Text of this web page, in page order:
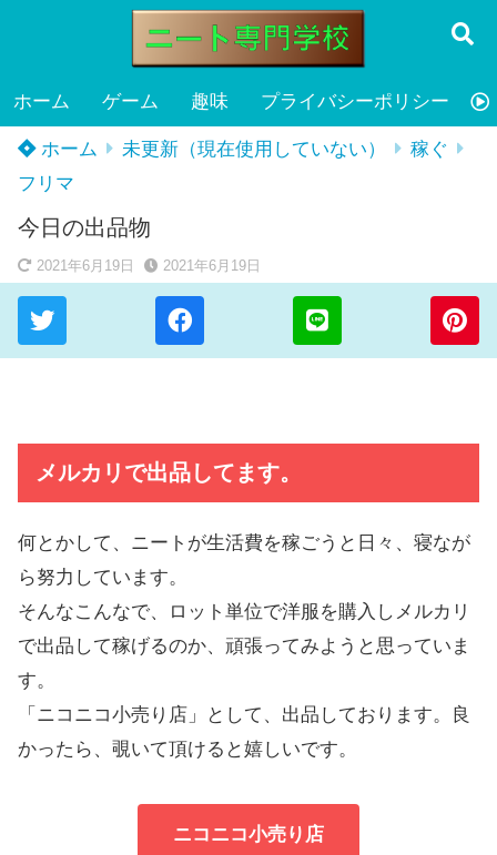
ホーム ゲーム 趣味 プライバシーポリシー
ホーム 未更新（現在使用していない）
稼ぐ
フリマ
今日の出品物
2021年6月19日 2021年6月19日
メルカリで出品してます。
何とかして、ニートが生活費を稼ごうと日々、寝なが
ら努力しています。
そんなこんなで、ロット単位で洋服を購入しメルカリ
で出品して稼げるのか、頑張ってみようと思っていま
す。
「ニコニコ小売り店」として、出品しております。良
かったら、覗いて頂けると嬉しいです。
ニコニコ小売り店